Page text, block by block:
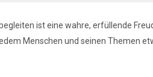
ist eine wahre, erfüllende
Menschen und seinen Themen